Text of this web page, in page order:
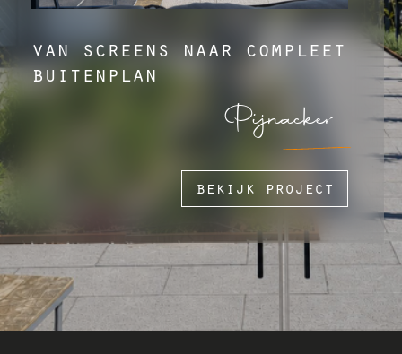
van screens naar compleet
buitenplan
Pijnacker
bekijk project